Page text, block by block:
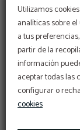
Utilizamos
analíticas sobre
a tus
partir de la
información
aceptar todas las
configurar o
cookies